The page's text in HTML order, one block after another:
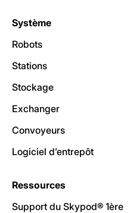
Système
Robots
Stations
Stockage
Exchanger
Convoyeurs
Logiciel d’entrepôt
Ressources
Support du Skypod® 1ère